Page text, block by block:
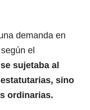
demanda en
el
sujetaba al
sino
ordinarias.